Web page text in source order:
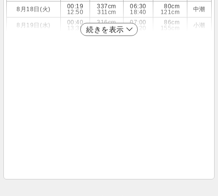
8月18日(火)
00:19
12:50
337cm
311cm
06:30
18:40
80cm
121cm
中潮
8月19日(水)
00:40
13:39
316cm
291cm
07:00
19:20
86cm
155cm
小潮
続きを表示